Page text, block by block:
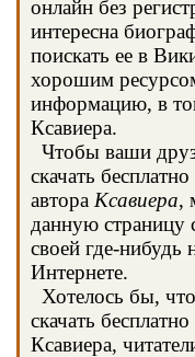
онлайн без
интересна
поискать ее в
хорошим
информацию, в
Ксавиера.
Чтобы ваши
скачать
автора Ксавиера,
данную страницу
своей где-нибудь
Интернете.
Хотелось бы,
скачать
Ксавиера,